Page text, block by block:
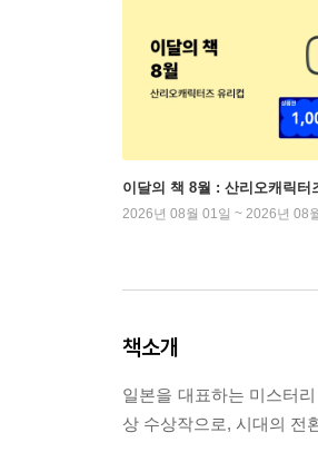
이달의 책 8월 : 산리오캐릭터
2026년 08월 01일 ~ 2026년 08
책소개
일본을 대표하는 미스터
상 수상작으로, 시대의 전